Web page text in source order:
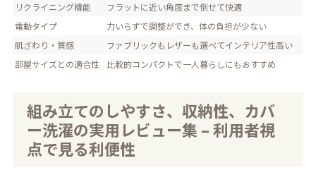
リクライニング機能
フラットに近い角度まで倒せて快適
電動タイプ
力いらずで調整ができ、体の負担が少ない
肌ざわり・質感
ファブリックもレザーも選べてインテリア性高い
部屋サイズとの適合性
比較的コンパクトで一人暮らしにもおすすめ
組み立てのしやすさ、収納性、カバ
ー洗濯の実用レビュー集 – 利用者視
点で見る利便性